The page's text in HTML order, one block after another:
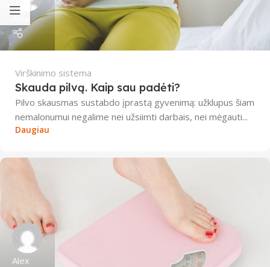
Alex
Virškinimo sistema
Skauda pilvą. Kaip sau padėti?
Pilvo skausmas sustabdo įprastą gyvenimą: užklupus šiam
nemalonumui negalime nei užsiimti darbais, nei mėgauti...
Daugiau
Alex